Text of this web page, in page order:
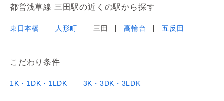
都営浅草線 三田駅の近くの駅から探す
東日本橋 人形町 三田 高輪台 五反田
こだわり条件
1K・1DK・1LDK 3K・3DK・3LDK